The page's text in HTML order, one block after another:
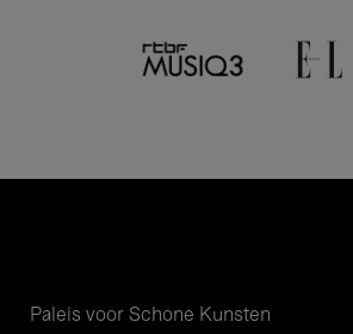
Paleis voor Schone Kunsten